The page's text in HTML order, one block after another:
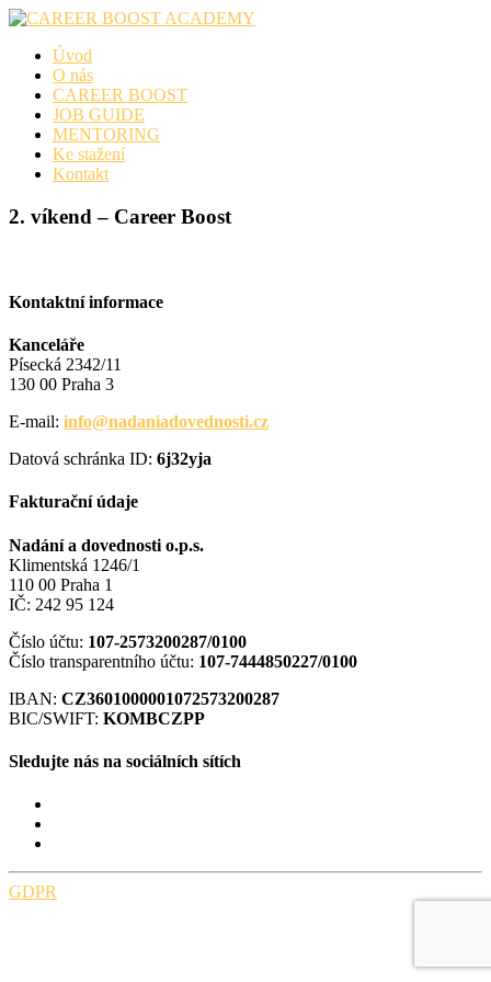
Skip
contentÚvod
O nás
CAREER BOOST
JOB GUIDE
MENTORING
Ke stažení
Kontakt
2. víkend – Career Boost
Kontaktní informace
Kanceláře
Písecká 2342/11
130 00 Praha 3
E-mail: info@nadaniadovednosti.cz
Datová schránka ID: 6j32yja
Fakturační údaje
Nadání a dovednosti o.p.s.
Klimentská 1246/1
110 00 Praha 1
IČ: 242 95 124
Číslo účtu: 107-2573200287/0100
Číslo transparentního účtu: 107-7444850227/0100
IBAN: CZ3601000001072573200287
BIC/SWIFT: KOMBCZPP
Sledujte nás na sociálních sítích
GDPR